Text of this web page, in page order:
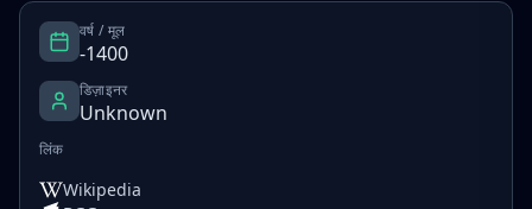
वर्ष / मूल
-1400
डिज़ाइनर
Unknown
लिंक
Wikipedia